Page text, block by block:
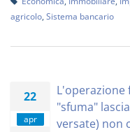
agricolo Sistema bancario
22
apr
L'operazione
"sfuma"
versate) non